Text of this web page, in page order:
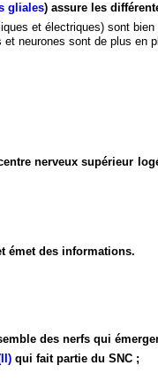
gliales) assure les
et électriques) sont
neurones sont de plus
nerveux supérieur
émet des informations.
des nerfs qui
qui fait partie du SNC ;